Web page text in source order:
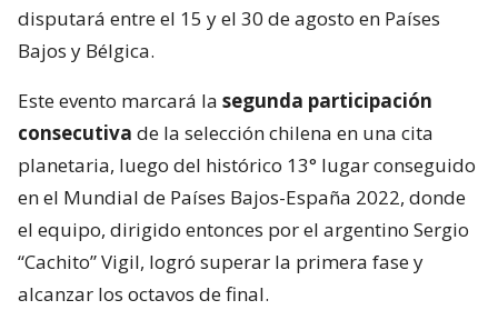
disputará entre el 15 y el 30 de agosto en Países
Bajos y Bélgica.
Este evento marcará la segunda participación
consecutiva de la selección chilena en una cita
planetaria, luego del histórico 13° lugar conseguido
en el Mundial de Países Bajos-España 2022, donde
el equipo, dirigido entonces por el argentino Sergio
“Cachito” Vigil, logró superar la primera fase y
alcanzar los octavos de final.